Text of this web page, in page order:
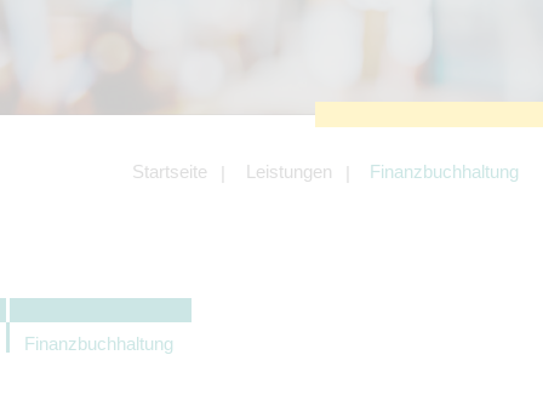
Startseite Leistungen Finanzbuchhaltung
Finanzbuchhaltung
Angebotes einschließlich der
Angeboten von z.B. Facebook und
LinkedIn.
können.